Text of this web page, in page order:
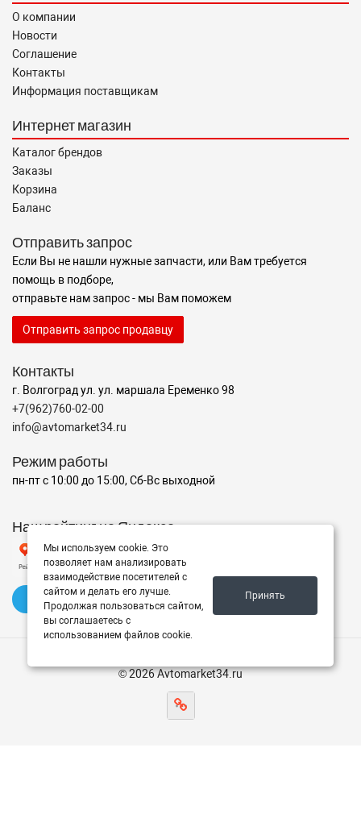
О компании
Новости
Соглашение
Контакты
Информация поставщикам
Интернет магазин
Каталог брендов
Заказы
Корзина
Баланс
Отправить запрос
Если Вы не нашли нужные запчасти, или Вам требуется
помощь в подборе,
отправьте нам запрос - мы Вам поможем
Отправить запрос продавцу
Контакты
г. Волгоград ул. ул. маршала Еременко 98
+7(962)760-02-00
info@avtomarket34.ru
Режим работы
пн-пт с 10:00 до 15:00, Сб-Вс выходной
Наш рейтинг на Яндексе
✍️ Оставить отзыв
© 2026 Avtomarket34.ru
Мы используем cookie. Это
позволяет нам анализировать
взаимодействие посетителей с
сайтом и делать его лучше.
Продолжая пользоваться сайтом,
вы соглашаетесь с
использованием файлов cookie.
Принять